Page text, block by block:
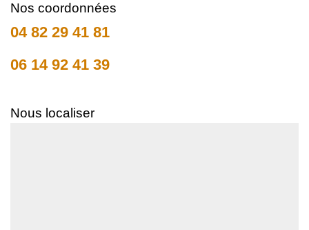
Nos coordonnées
04 82 29 41 81
06 14 92 41 39
Nous localiser